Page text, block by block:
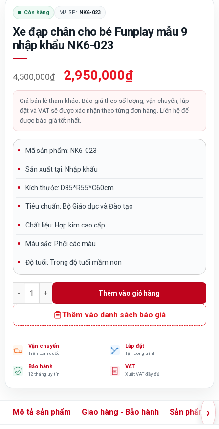
Còn hàng Mã SP: NK6-023
Xe đạp chân cho bé Funplay mẫu 9
nhập khẩu NK6-023
4,500,000₫
Giá
gốc
là:
4,500,000₫.
2,950,000₫Giá
hiện
tại
là:
2,950,000₫.
Giá bán lẻ tham khảo. Báo giá theo số lượng, vận chuyển, lắp
đặt và VAT sẽ được xác nhận theo từng đơn hàng. Liên hệ để
được báo giá tốt nhất.
Mã sản phẩm: NK6-023
Sản xuất tại: Nhập khẩu
Kích thước: D85*R55*C60cm
Tiêu chuẩn: Bộ Giáo dục và Đào tạo
Chất liệu: Hợp kim cao cấp
Màu sắc: Phối các màu
Độ tuổi: Trong độ tuổi mầm non
Xe đạp chân cho bé Funplay mẫu 9 nhập khẩu NK6-023 số
Thêm vào giỏ hàng
Thêm vào danh sách báo giá
Vận chuyển
Trên toàn quốc
Lắp đặt
Tận công trình
Bảo hành
12 tháng uy tín
VAT
Xuất VAT đầy đủ
Mô tả sản phẩm Giao hàng - Bảo hành Sản phẩm›